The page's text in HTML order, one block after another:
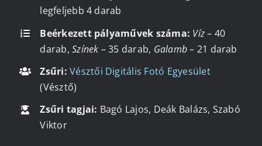
legfeljebb 4 darab
Beérkezett pályaművek száma: Víz– 40
darab,Színek – 35 darab, Galamb – 21 darab
Zsűri: Vésztői Digitális Fotó Egyesület
(Vésztő)
Zsűri tagjai: Bagó Lajos, Deák Balázs, Szabó
Viktor